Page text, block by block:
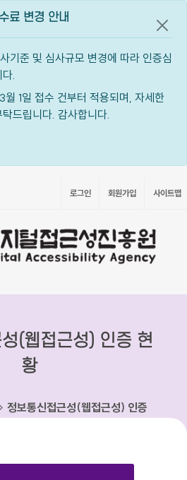
료 변경 안내
기준 및 심사규모 변경에 따라 인증심
.
1일 접수 건부터 적용되며, 자세한
드립니다. 감사합니다.
공지
로그인 회원가입 사이트맵
(웹접근성) 인증 현
황
정보통신접근성(웹접근성) 인증